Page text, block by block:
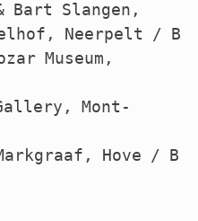
Bart Slangen,
Neerpelt / B
Museum,
Mont-
Hove / B